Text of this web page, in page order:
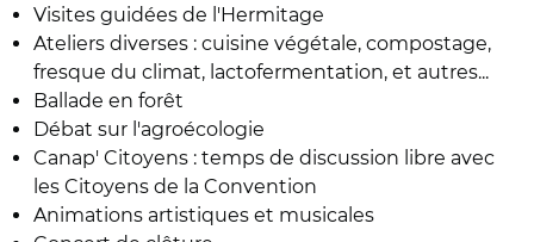
Visites guidées de l'Hermitage
Ateliers diverses : cuisine végétale, compostage,
fresque du climat, lactofermentation, et autres...
Ballade en forêt
Débat sur l'agroécologie
Canap' Citoyens : temps de discussion libre avec
les Citoyens de la Convention
Animations artistiques et musicales